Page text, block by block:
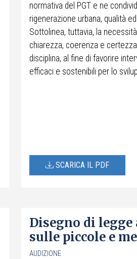
normativa del PGT e ne
rigenerazione urbana, qualità
Sottolinea, tuttavia, la
chiarezza, coerenza e
disciplina, al fine di favorire
efficaci e sostenibili per lo
SCARICA IL PDF
Disegno di legge
sulle piccole e
AUDIZIONE